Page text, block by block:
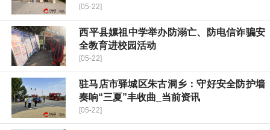
[05-22]
​西平县嫘祖中学举办防溺亡、防电信诈骗安
全教育进校园活动
[05-22]
驻马店市驿城区朱古洞乡：守好安全防护墙
奏响“三夏”丰收曲_当前资讯
[05-22]